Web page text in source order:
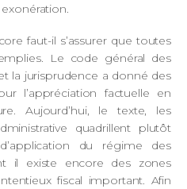
faut-il s’assurer que toutes
Le code général des
la jurisprudence a donné des
l’appréciation factuelle en
Aujourd’hui, le texte, les
quadrillent plutôt
du régime des
il existe encore des zones
fiscal important. Afin